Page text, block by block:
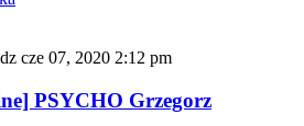
cze 07, 2020 2:12 pm
PSYCHO Grzegorz